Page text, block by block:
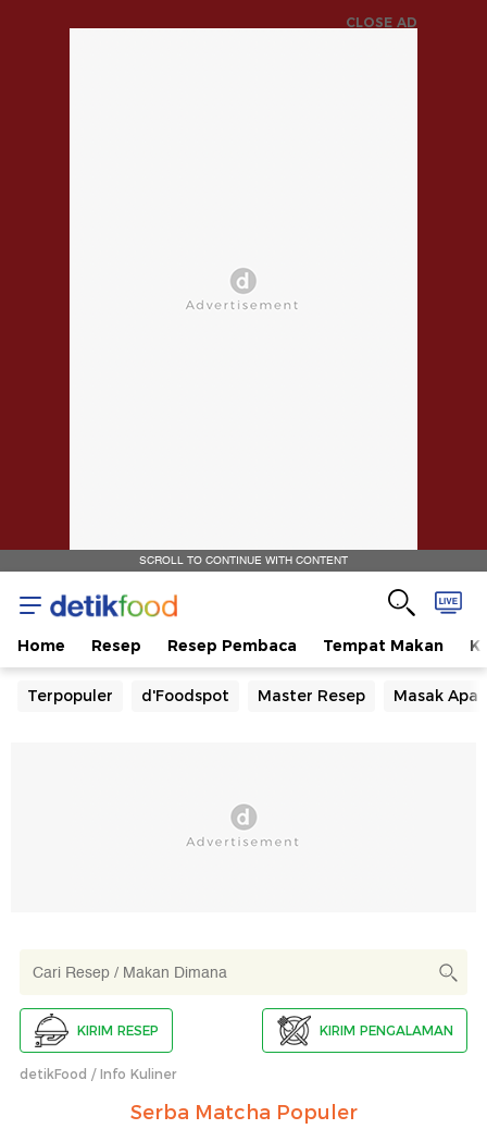
CLOSE AD
SCROLL TO CONTINUE WITH CONTENT
Home Resep Resep Pembaca Tempat Makan
Terpopuler d'Foodspot Master Resep Masak Apa
KIRIM RESEP KIRIM PENGALAMAN
detikFood Info Kuliner
Serba Matcha Populer